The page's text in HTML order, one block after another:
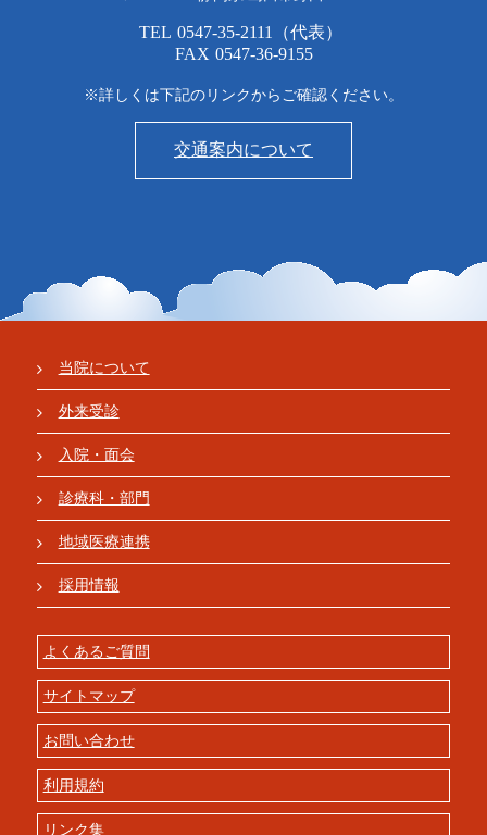
TEL 0547-35-2111
（代表）
FAX 0547-36-9155
※詳しくは下記のリンクからご確認ください。
交通案内について
当院について
外来受診
入院・面会
診療科・部門
地域医療連携
採用情報
よくあるご質問
サイトマップ
お問い合わせ
利用規約
リンク集